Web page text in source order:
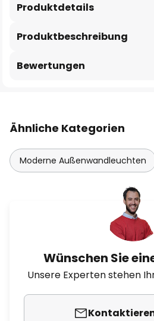
Produktbeschreibung
Produktdetails
Bewertungen
Ähnliche Kategorien
Moderne Außenwandleuchten
Wünschen Sie
Unsere Experten stehen